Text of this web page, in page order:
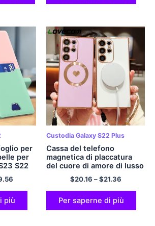
per
per
S22
per
più
Custodia Galaxy S22 Plus
Cassa del telefono
magnetica di placcatura
del cuore di amore di lusso
per Samsung Galaxy S23
S22 S21 Ultra Plus Borsa
con tracolla a tracolla
Custodia morbida per
paraurti
$20.16 –$21.36
Per saperne di più